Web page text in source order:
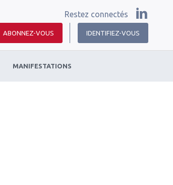
Restez connectés
ABONNEZ-VOUS IDENTIFIEZ-VOUS
MANIFESTATIONS